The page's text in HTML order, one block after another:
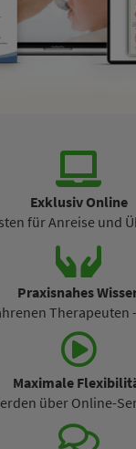
Exklusiv Online
für Anreise und
Praxisnahes
Therapeuten
Maximale
über Online-